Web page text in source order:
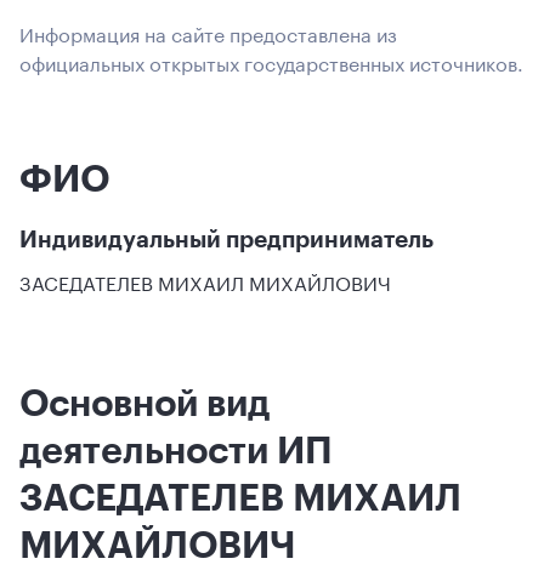
Информация на сайте предоставлена из
официальных открытых государственных источников.
ФИО
Индивидуальный предприниматель
ЗАСЕДАТЕЛЕВ МИХАИЛ МИХАЙЛОВИЧ
Основной вид
деятельности ИП
ЗАСЕДАТЕЛЕВ МИХАИЛ
МИХАЙЛОВИЧ